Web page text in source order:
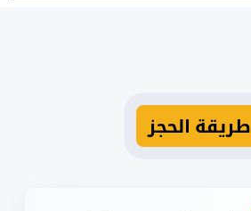
طريقة الحجز